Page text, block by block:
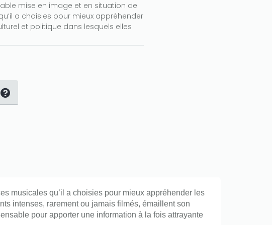
mise en image et en situation de
a choisies pour mieux appréhender
et politique dans lesquels elles
musicales qu’il a choisies pour mieux appréhender les
intenses, rarement ou jamais filmés, émaillent son
pour apporter une information à la fois attrayante